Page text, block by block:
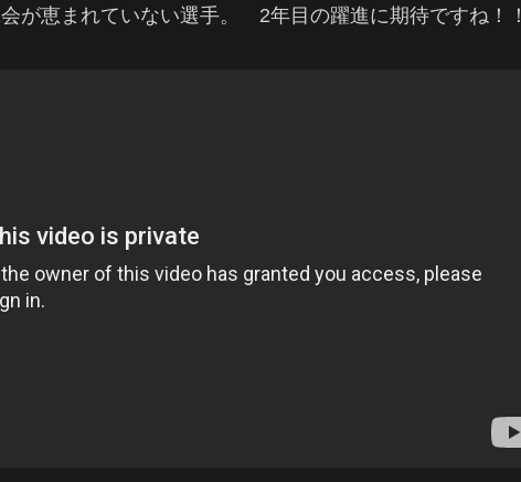
が恵まれていない選手。 2年目の躍進に期待ですね！！